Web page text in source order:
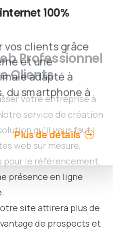
100%
clients grâce
et une
adapté à
du smartphone à
Plus de détails
Professionnel
Clients
votre entreprise à
service de création
qu'il vous faut !
web sur mesure,
le référencement,
présence en ligne
site attirera plus de
de prospects et